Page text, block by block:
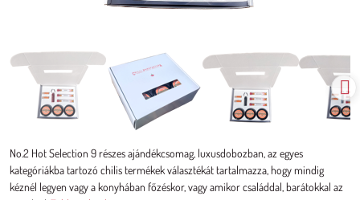
No.2 Hot Selection 9 részes ajándékcsomag, luxusdobozban, az egyes
kategóriákba tartozó chilis termékek választékát tartalmazza, hogy mindig
kéznél legyen vagy a konyhában főzéskor, vagy amikor családdal, barátokkal az